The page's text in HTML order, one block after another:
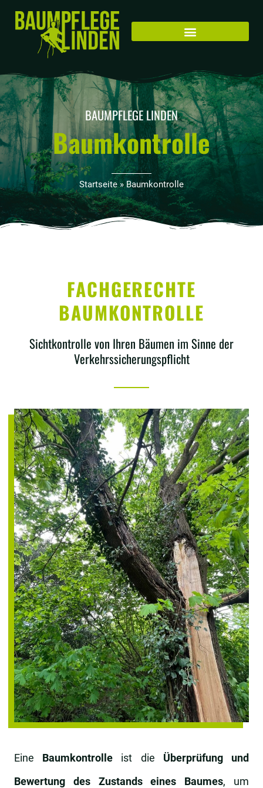
springen
BAUMPFLEGE LINDEN
Baumkontrolle
Startseite»Baumkontrolle
FACHGERECHTE
BAUMKONTROLLE
Sichtkontrolle von Ihren Bäumen im Sinne der
Verkehrssicherungspflicht
Eine Baumkontrolle ist die Überprüfung und
Bewertung des Zustands eines Baumes, um